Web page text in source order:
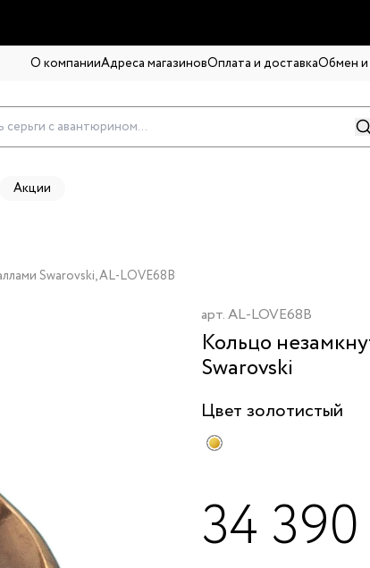
О компанииАдреса магазиновОплата и доставкаОбмен и
Акции
Swarovski, AL-LOVE68B
арт.AL-LOVE68B
Кольцо
Swarovski
Цвет золотистый
34